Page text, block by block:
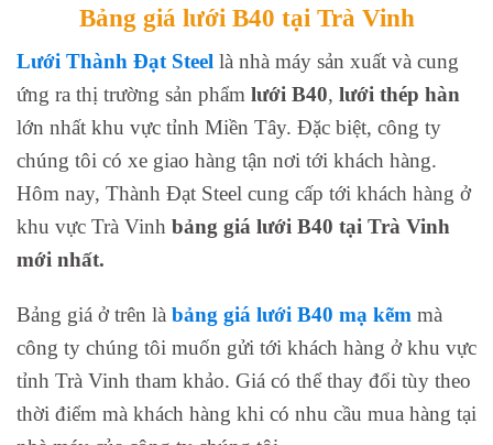
Bảng giá lưới B40 tại Trà Vinh
Lưới Thành Đạt Steel là nhà máy sản xuất và cung
ứng ra thị trường sản phẩm lưới B40, lưới thép hàn
lớn nhất khu vực tỉnh Miền Tây. Đặc biệt, công ty
chúng tôi có xe giao hàng tận nơi tới khách hàng.
Hôm nay, Thành Đạt Steel cung cấp tới khách hàng ở
khu vực Trà Vinh bảng giá lưới B40 tại Trà Vinh
mới nhất.
Bảng giá ở trên là bảng giá lưới B40 mạ kẽm mà
công ty chúng tôi muốn gửi tới khách hàng ở khu vực
tỉnh Trà Vinh tham khảo. Giá có thể thay đổi tùy theo
thời điểm mà khách hàng khi có nhu cầu mua hàng tại